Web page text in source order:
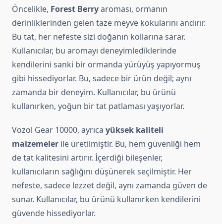
Öncelikle, Forest Berryaroması, ormanın
derinliklerinden gelen taze meyve kokularını andırır.
Bu tat, her nefeste sizi doğanın kollarına sarar.
Kullanıcılar, bu aromayı deneyimlediklerinde
kendilerini sanki bir ormanda yürüyüş yapıyormuş
gibi hissediyorlar. Bu, sadece bir ürün değil; aynı
zamanda bir deneyim. Kullanıcılar, bu ürünü
kullanırken, yoğun bir tat patlaması yaşıyorlar.
Vozol Gear 10000, ayrıca yüksek kaliteli
malzemeler ile üretilmiştir. Bu, hem güvenliği hem
de tat kalitesini artırır. İçerdiği bileşenler,
kullanıcıların sağlığını düşünerek seçilmiştir. Her
nefeste, sadece lezzet değil, aynı zamanda güven de
sunar. Kullanıcılar, bu ürünü kullanırken kendilerini
güvende hissediyorlar.